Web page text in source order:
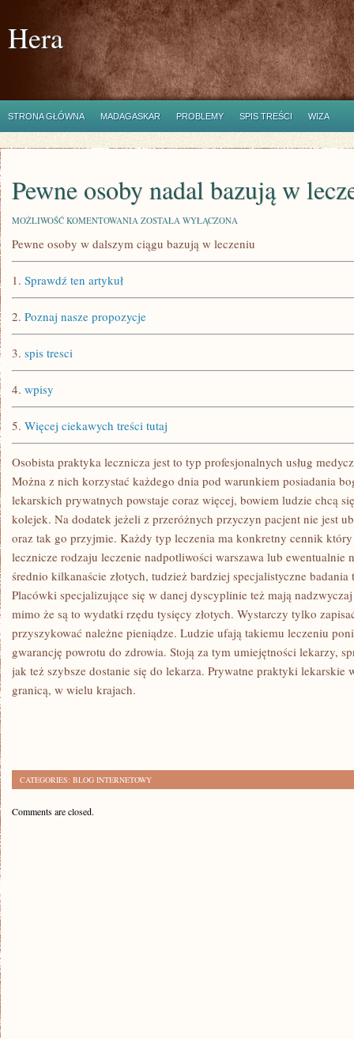
Hera
STRONA GŁÓWNA MADAGASKAR PROBLEMY SPIS TREŚCI WIZA
Pewne osoby nadal bazują w
MOŻLIWOŚĆ KOMENTOWANIA PEWNE
NADAL
BAZUJĄ
ZOSTAŁA WYŁĄCZONA
Pewne osoby w dalszym ciągu bazują w leczeniu
1. Sprawdź ten artykuł
2. Poznaj nasze propozycje
3. spis tresci
4. wpisy
5. Więcej ciekawych treści tutaj
Osobista praktyka lecznicza jest to typ profesjonalnych usług
Można z nich korzystać każdego dnia pod warunkiem posiadania
lekarskich prywatnych powstaje coraz więcej, bowiem ludzie chcą
kolejek. Na dodatek jeżeli z przeróżnych przyczyn pacjent nie jest
oraz tak go przyjmie. Każdy typ leczenia ma konkretny cennik
lecznicze rodzaju leczenie nadpotliwości warszawa lub ewentualnie
średnio kilkanaście złotych, tudzież bardziej specjalistyczne
Placówki specjalizujące się w danej dyscyplinie też mają
mimo że są to wydatki rzędu tysięcy złotych. Wystarczy tylko
przyszykować należne pieniądze. Ludzie ufają takiemu leczeniu
gwarancję powrotu do zdrowia. Stoją za tym umiejętności lekarzy,
jak też szybsze dostanie się do lekarza. Prywatne praktyki lekarskie
granicą, w wielu krajach.
CATEGORIES: BLOG INTERNETOWY
Comments are closed.